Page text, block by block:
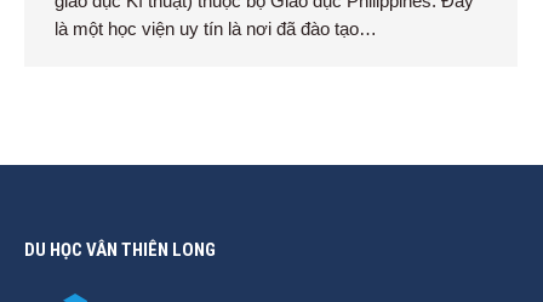
là một học viện uy tín là nơi đã đào tạo…
DU HỌC VÂN THIÊN LONG